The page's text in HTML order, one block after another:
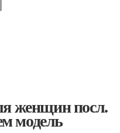
женщин посл.
модель